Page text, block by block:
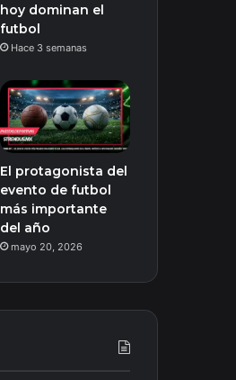
hoy dominan el
futbol
Hace 3 semanas
El protagonista del
evento de futbol
más importante
del año
mayo 20, 2026